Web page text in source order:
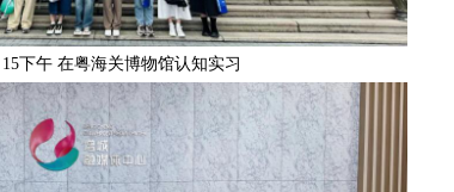
下午 在粤海关博物馆认知实习